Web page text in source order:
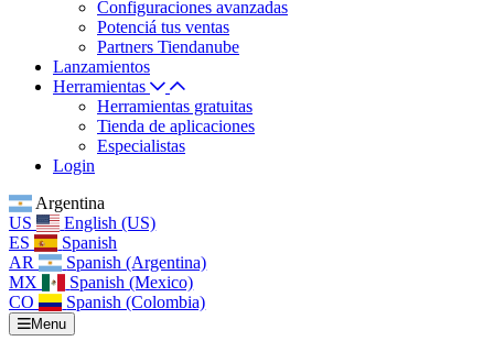
Configuraciones avanzadas
Potenciá tus ventas
Partners Tiendanube
Lanzamientos
Herramientas
Herramientas gratuitas
Tienda de aplicaciones
Especialistas
Login
Argentina
US
English (US)
ES
Spanish
AR
Spanish (Argentina)
MX
Spanish (Mexico)
CO
Spanish (Colombia)
Menu